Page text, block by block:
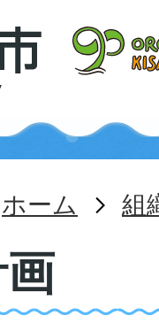
ホーム 組